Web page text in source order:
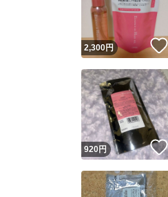
2,300円
920円